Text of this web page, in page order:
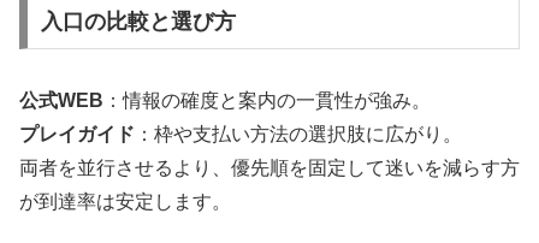
入口の比較と選び方
公式WEB ：情報の確度と案内の一貫性が強み。
プレイガイド ：枠や支払い方法の選択肢に広がり。
両者を並行させるより、優先順を固定して迷いを減らす方
が到達率は安定します。